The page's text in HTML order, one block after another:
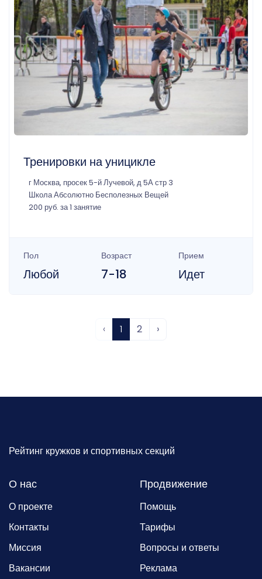
Тренировки на уницикле
г Москва, просек 5-й Лучевой, д 5А стр 3
Школа Абсолютно Бесполезных Вещей
200 руб. за 1 занятие
Пол
Любой
Возраст
7-18
Прием
Идет
‹ 1 2 ›
Рейтинг кружков и спортивных секций
О нас
О проекте
Контакты
Миссия
Вакансии
Продвижение
Помощь
Тарифы
Вопросы и ответы
Реклама